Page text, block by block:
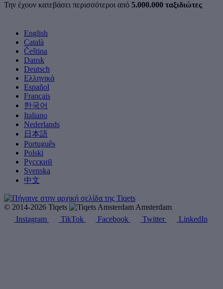
Την έχουν κατεβάσει περισσότεροι από 5.000.000 ταξιδιώτες
English
Català
Čeština
Dansk
Deutsch
Ελληνικά
Español
Français
한국어
Italiano
Nederlands
日本語
Português
Polski
Русский
Svenska
中文
© 2014-2026 Tiqets
Amsterdam
Instagram
TikTok Facebook Twitter LinkedIn